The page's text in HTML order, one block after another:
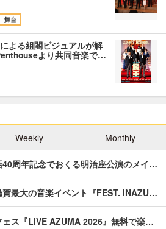
舞台
よる組閣ビジュアルが解
より共同音楽で…
Weekly Monthly
周年記念でおくる明治座公演のメイ…
最大の音楽イベント『FEST. INAZU…
ェス『LIVE AZUMA 2026』無料で楽…